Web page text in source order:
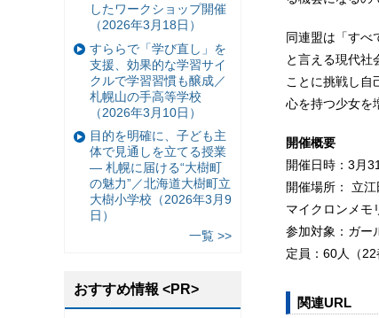
同連盟は「すべ
と言える現代社
ことに挑戦し自
心を持つ少女を
開催概要
開催日時：3月
開催場所： 立江
マイクロンメモ
参加対象：ガー
定員：60人（22
関連URL
したワークショップ開催
（2026年3月18日）
すららで「学び直し」を
支援、効果的な学習サイ
クルで学習習慣も醸成／
札幌山の手高等学校
（2026年3月10日）
目的を明確に、子ども主
体で見通しを立てる授業
— 札幌に届ける“大樹町
の魅力”／北海道大樹町立
大樹小学校（2026年3月9
日）
一覧 >>
おすすめ情報 <PR>